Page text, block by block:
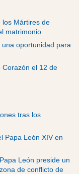
los Mártires de
matrimonio
oportunidad para
Corazón el 12 de
tras los
Papa León XIV en
León preside un
de conflicto de